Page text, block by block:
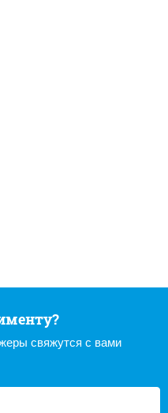
свяжутся с вами